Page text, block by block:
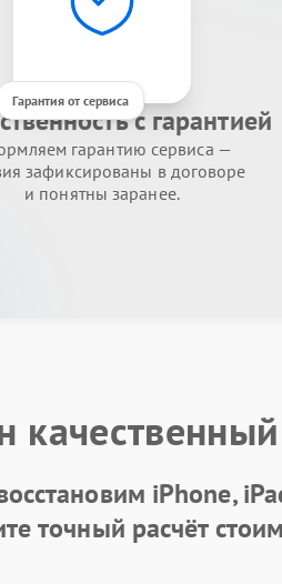
Гарантия от сервиса
с гарантией
гарантию сервиса —
зафиксированы в договоре
и понятны заранее.
iPhone,
точный расчёт